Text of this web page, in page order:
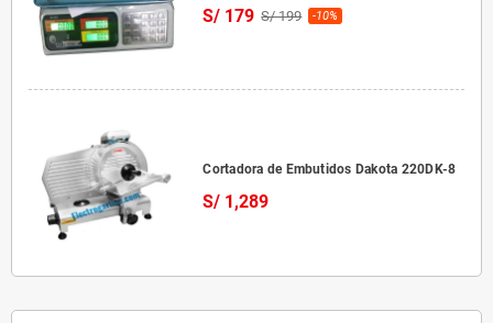
S/ 179 S/ 199 -10%
Cortadora de Embutidos Dakota 220DK-8
S/ 1,289